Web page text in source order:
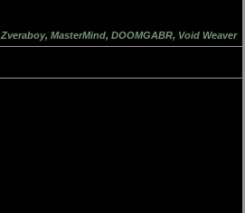
Zveraboy, MasterMind, DOOMGABR, Void Weaver